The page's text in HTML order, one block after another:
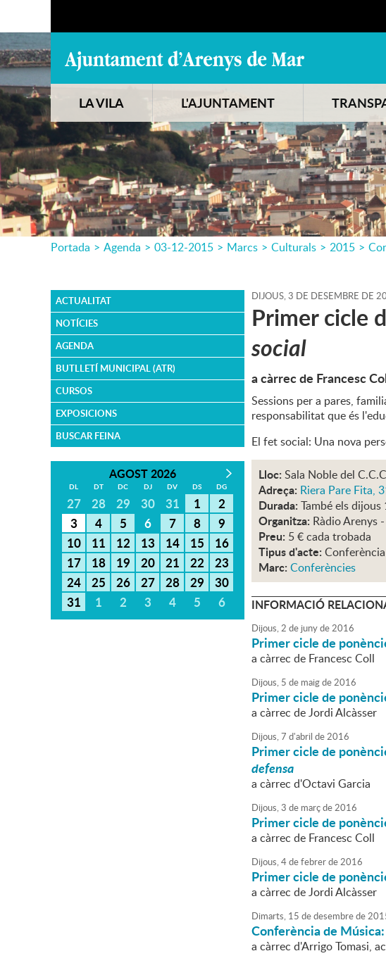
LA VILA L'AJUNTAMENT
Portada > Agenda > 03-12-2015 > Marcs > Culturals > 2015 >
ACTUALITAT
NOTÍCIES
AGENDA
BUTLLETÍ MUNICIPAL (ATR)
CURSOS
EXPOSICIONS
BUSCAR FEINA
AGOST 2026
DL DT DC DJ DV DS DG
27 28 29 30 31 1
2
3
4 5 6 7 8
9
10
11 12 13 14 15
16
17
18 19 20 21 22
23
24
25 26 27 28 29
30
31
1 2 3 4 5 6
DIJOUS,3 DE DESEMBRE DE
Primer cicle
social
a càrrec de Francesc
Sessions per a pares,
responsabilitat que és
El fet social: Una nova
Lloc: Sala Noble del
Adreça: Riera Pare Fita,
Durada: També els
Organitza: Ràdio Arenys
Preu: 5 € cada trobada
Tipus d'acte: Conferència
Marc: Conferències
INFORMACIÓ
Dijous,2 de junyde2016
Primer cicle de
a càrrec de Francesc Coll
Dijous, 5 de maigde2016
Primer cicle de
a càrrec de Jordi Alcàsser
Dijous,7 d'abril de2016
Primer cicle de
defensa
a càrrec d'Octavi Garcia
Dijous,3 de marçde2016
Primer cicle de
a càrrec de Francesc Coll
Dijous,4defebrerde2016
Primer cicle de
a càrrec de Jordi Alcàsser
Dimarts, 15 dedesembrede
Conferència de Música:
a càrrec d'Arrigo Tomasi,